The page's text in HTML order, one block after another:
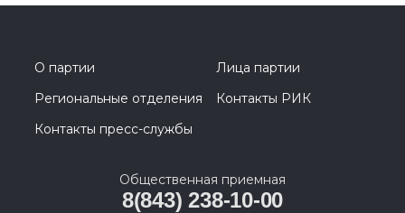
О партии
Лица партии
Региональные отделения
Контакты РИК
Контакты пресс-службы
Общественная приемная
8(843) 238-10-00